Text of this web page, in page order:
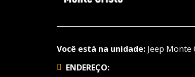
Você está na unidade: Jeep Monte
ENDEREÇO: